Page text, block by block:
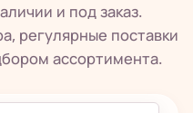
и под заказ.
регулярные поставки
ассортимента.